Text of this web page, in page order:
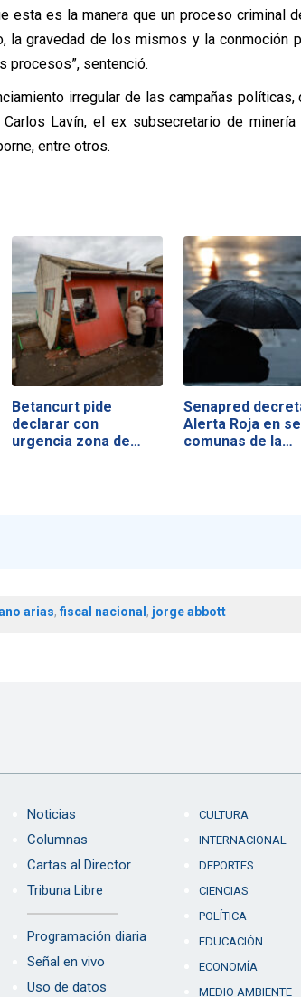
esta es la manera que un proceso criminal
la gravedad de los mismos y la conmoción
procesos”, sentenció.
irregular de las campañas políticas,
Lavín, el ex subsecretario de minería
entre otros.
Betancurt pide
declarar con
urgencia zona de…
Senapred
Alerta Roja en
comunas de la…
arias, fiscal nacional , jorge abbott
Noticias
Columnas
Cartas al Director
Tribuna Libre
Programación diaria
Señal en vivo
Uso de datos
CULTURA
INTERNACIONAL
DEPORTES
CIENCIAS
POLÍTICA
EDUCACIÓN
ECONOMÍA
MEDIO AMBIENTE